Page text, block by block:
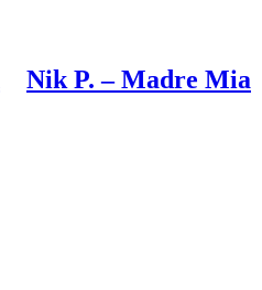
Nik P. – Madre Mia